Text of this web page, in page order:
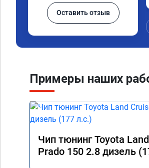
Оставить отзыв
Примеры наших
Чип тюнинг Toyota
Prado 150 2.8 дизель